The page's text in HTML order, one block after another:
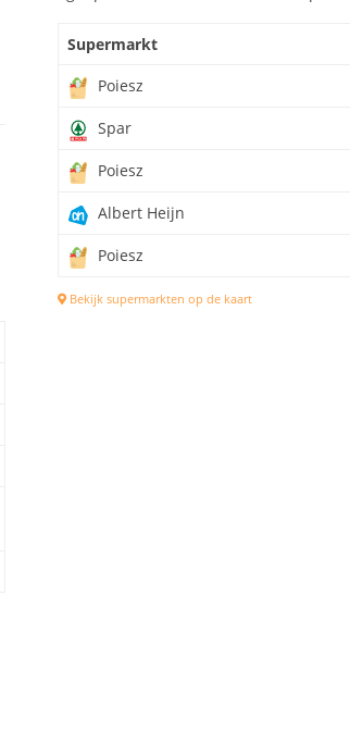
Supermarkt
Poiesz
Spar
Poiesz
Albert Heijn
Poiesz
Bekijk supermarkten op de kaart